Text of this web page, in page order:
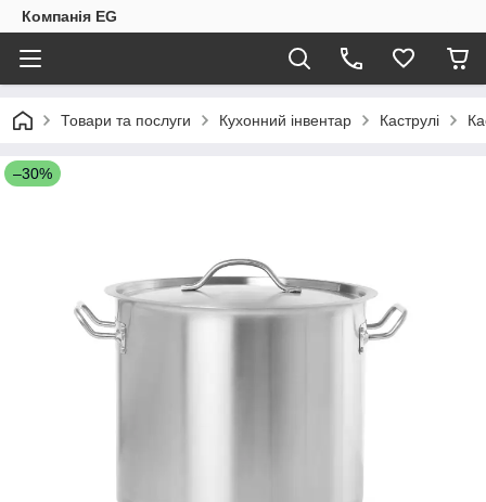
Компанія EG
Товари та послуги Кухонний інвентар Каструлі
–30%